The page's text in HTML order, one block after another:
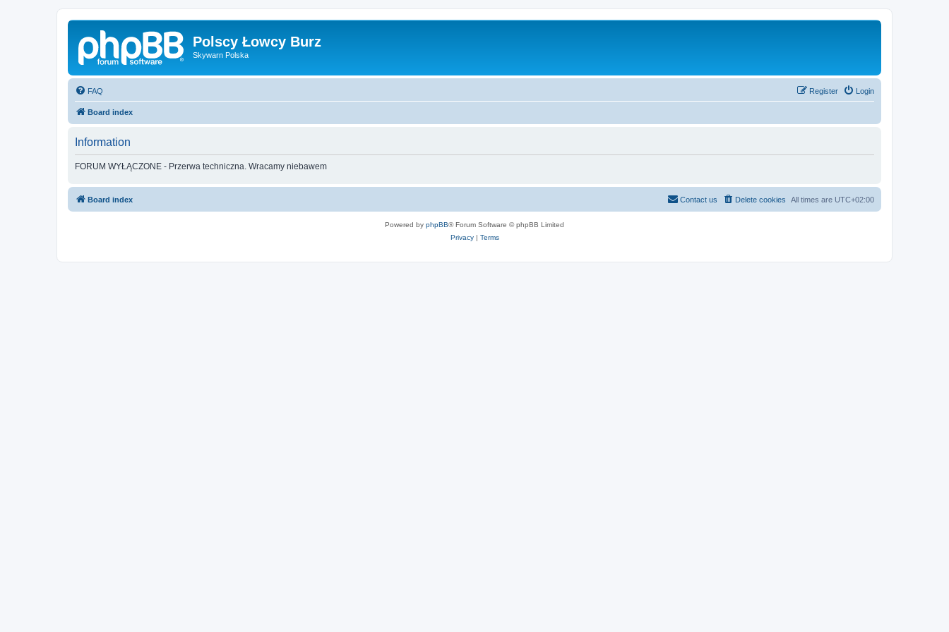
Polscy Łowcy Burz
Skywarn Polska
FAQ Login
Register
Board index
Information
FORUM WYŁĄCZONE - Przerwa techniczna. Wracamy niebawem
Board index All times are UTC+02:00
Delete cookies
Contact us
Powered by phpBB® Forum Software © phpBB Limited
Privacy| Terms